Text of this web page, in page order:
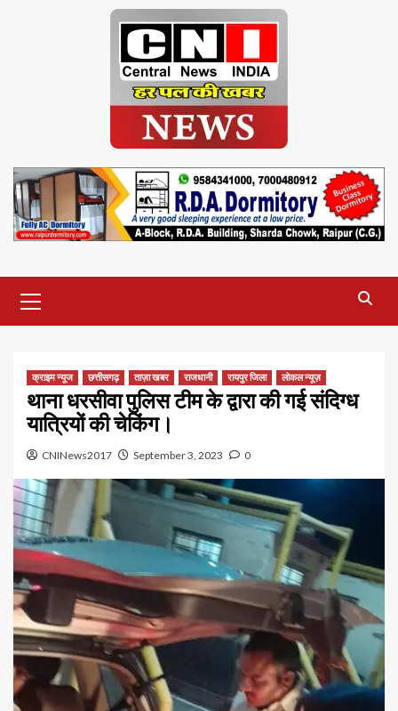
Menu
क्राइम न्यूज छत्तीसगढ़ ताज़ा खबर राजधानी रायपुर जिला लोकल न्यूज़
थाना धरसीवा पुलिस टीम के द्वारा की गई संदिग्ध
यात्रियों की चेकिंग।
CNINews2017 September 3, 2023 0